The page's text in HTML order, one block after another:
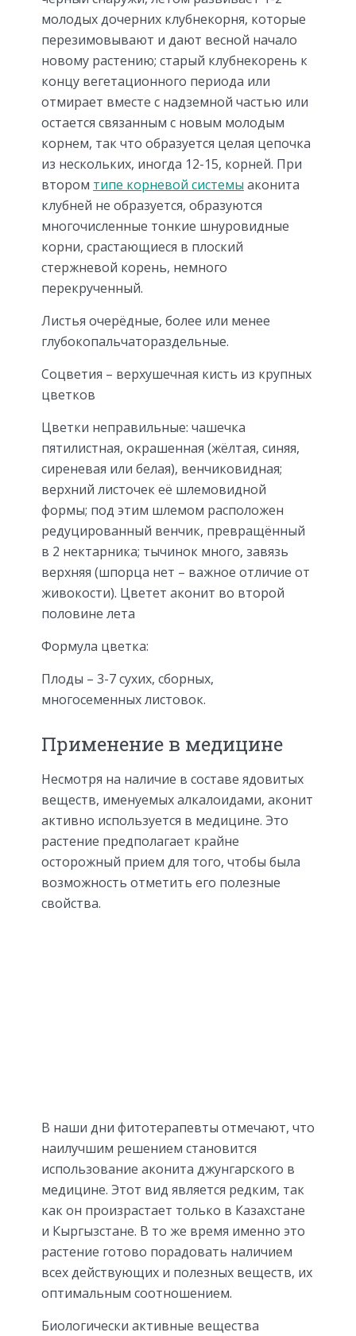
молодых дочерних клубнекорня, которые
перезимовывают и дают весной начало
новому растению; старый клубнекорень к
концу вегетационного периода или
отмирает вместе с надземной частью или
остается связанным с новым молодым
корнем, так что образуется целая цепочка
из нескольких, иногда 12-15, корней. При
втором типе корневой системы аконита
клубней не образуется, образуются
многочисленные тонкие шнуровидные
корни, срастающиеся в плоский
стержневой корень, немного
перекрученный.
Листья очерёдные, более или менее
глубокопальчатораздельные.
Соцветия – верхушечная кисть из крупных
цветков
Цветки неправильные: чашечка
пятилистная, окрашенная (жёлтая, синяя,
сиреневая или белая), венчиковидная;
верхний листочек её шлемовидной
формы; под этим шлемом расположен
редуцированный венчик, превращённый
в 2 нектарника; тычинок много, завязь
верхняя (шпорца нет – важное отличие от
живокости). Цветет аконит во второй
половине лета
Формула цветка:
Плоды – 3-7 сухих, сборных,
многосеменных листовок.
Применение в медицине
Несмотря на наличие в составе ядовитых
веществ, именуемых алкалоидами, аконит
активно используется в медицине. Это
растение предполагает крайне
осторожный прием для того, чтобы была
возможность отметить его полезные
свойства.
В наши дни фитотерапевты отмечают, что
наилучшим решением становится
использование аконита джунгарского в
медицине. Этот вид является редким, так
как он произрастает только в Казахстане
и Кыргызстане. В то же время именно это
растение готово порадовать наличием
всех действующих и полезных веществ, их
оптимальным соотношением.
Биологически активные вещества